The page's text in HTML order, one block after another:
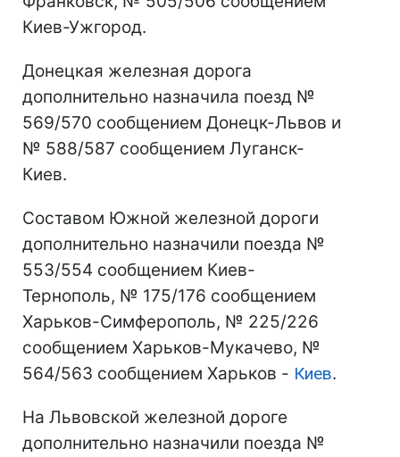
Киев-Ужгород.
Донецкая железная дорога
дополнительно назначила поезд №
569/570 сообщением Донецк-Львов и
№ 588/587 сообщением Луганск-
Киев.
Составом Южной железной дороги
дополнительно назначили поезда №
553/554 сообщением Киев-
Тернополь, № 175/176 сообщением
Харьков-Симферополь, № 225/226
сообщением Харьков-Мукачево, №
564/563 сообщением Харьков - Киев.
На Львовской железной дороге
дополнительно назначили поезда №